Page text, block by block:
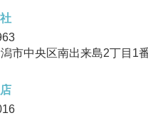
市中央区南出来島2丁目1